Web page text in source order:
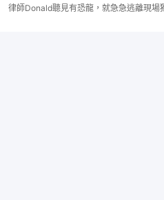
律師Donald聽見有恐龍，就急急逃離現場